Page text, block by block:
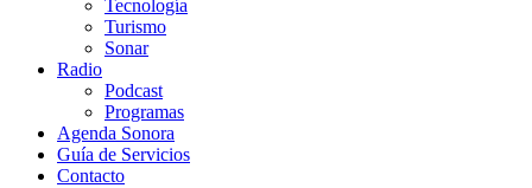
Tecnología
Turismo
Sonar
Radio
Podcast
Programas
Agenda Sonora
Guía de Servicios
Contacto